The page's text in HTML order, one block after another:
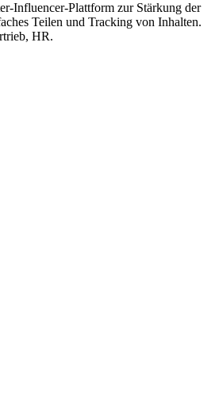
Influencer-Plattform zur Stärkung der
Teilen und Tracking von Inhalten.
HR.